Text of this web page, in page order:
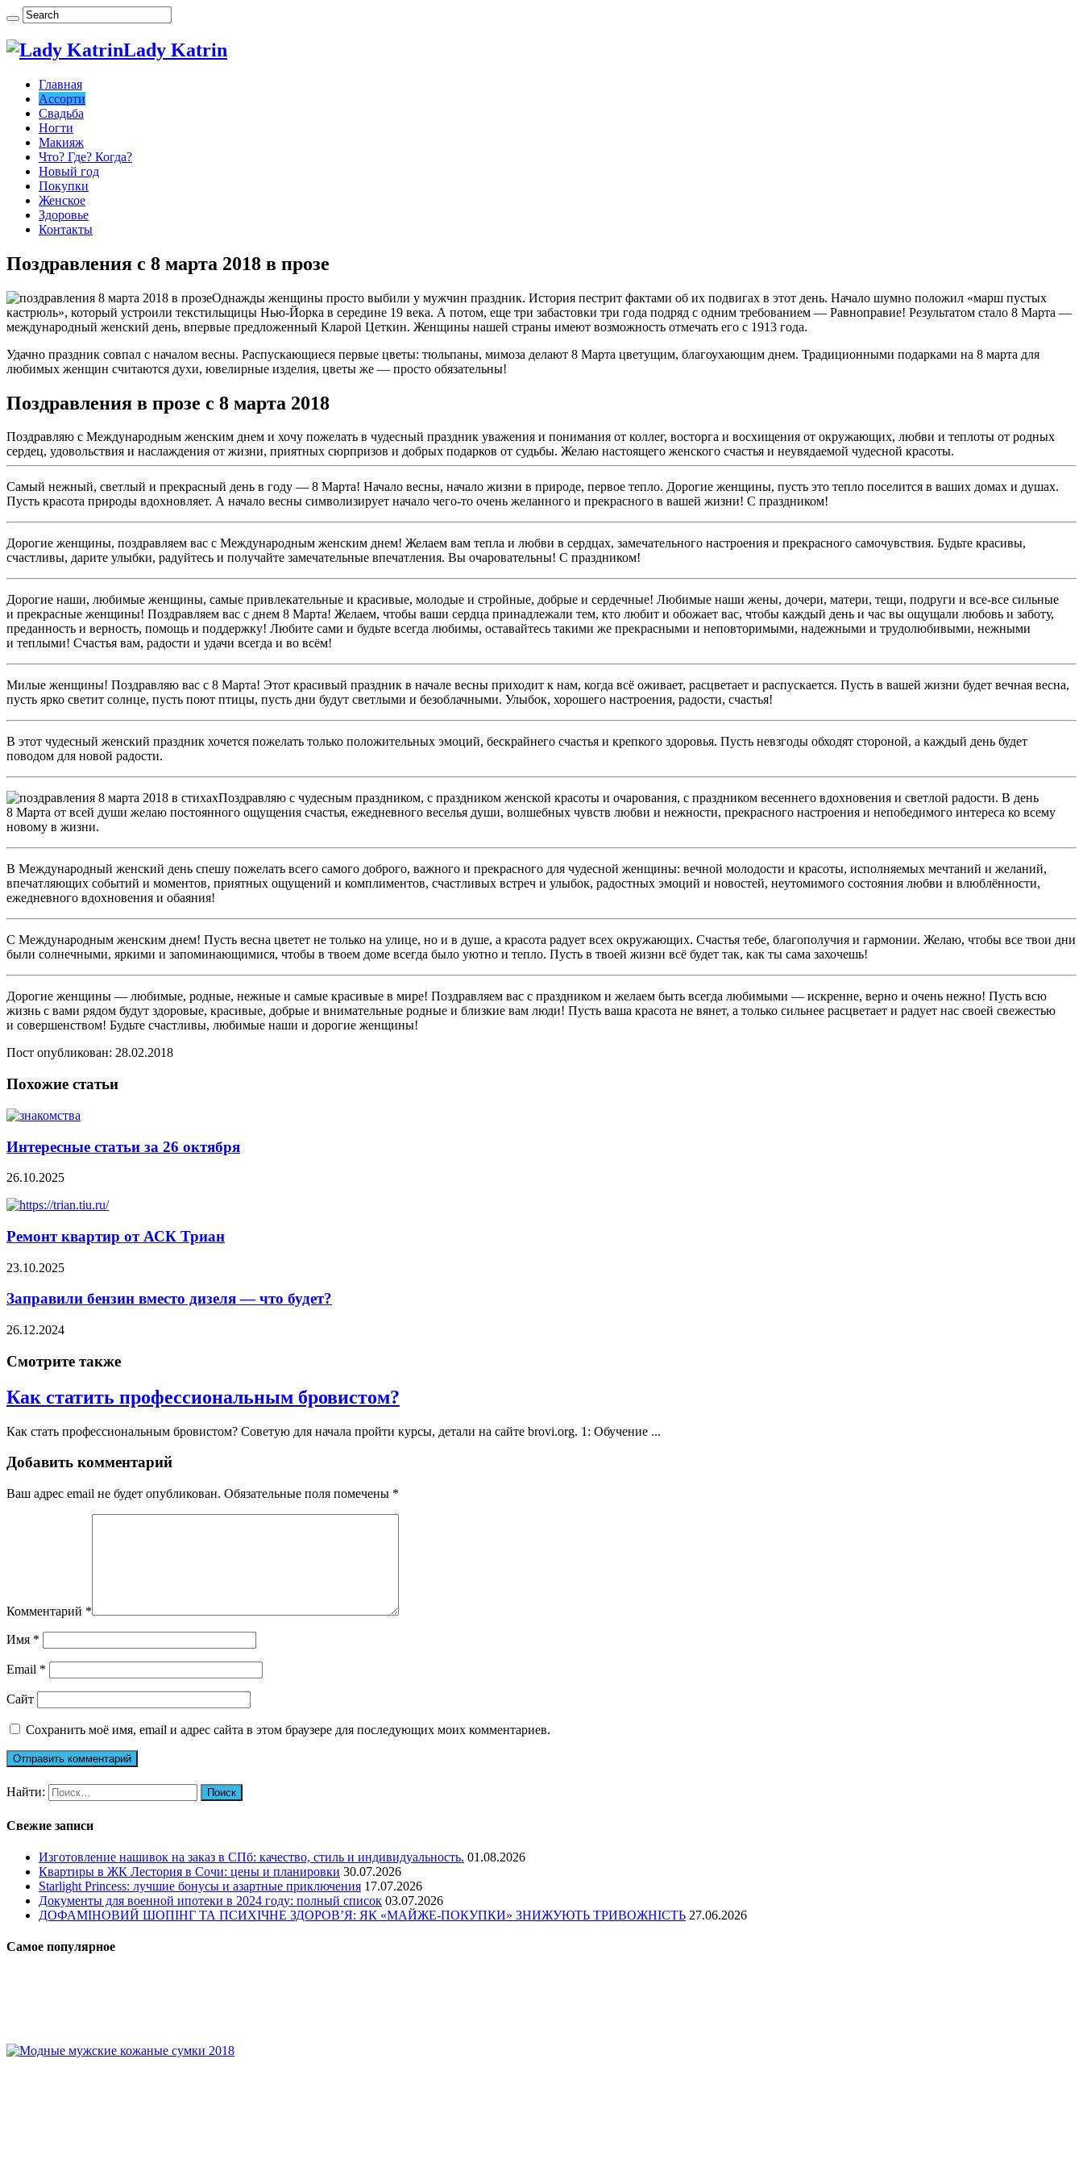
Lady Katrin
Главная
Ассорти
Свадьба
Ногти
Макияж
Что? Где? Когда?
Новый год
Покупки
Женское
Здоровье
Контакты
Поздравления с 8 марта 2018 в прозе
Однажды женщины просто выбили у мужчин праздник. История пестрит фактами об их подвигах в этот день. Начало шумно положил «марш пустых
кастрюль», который устроили текстильщицы Нью-Йорка в середине 19 века. А потом, еще три забастовки три года подряд с одним требованием — Равноправие! Результатом стало 8 Марта —
международный женский день, впервые предложенный Кларой Цеткин. Женщины нашей страны имеют возможность отмечать его с 1913 года.
Удачно праздник совпал с началом весны. Распускающиеся первые цветы: тюльпаны, мимоза делают 8 Марта цветущим, благоухающим днем. Традиционными подарками на 8 марта для
любимых женщин считаются духи, ювелирные изделия, цветы же — просто обязательны!
Поздравления в прозе с 8 марта 2018
Поздравляю с Международным женским днем и хочу пожелать в чудесный праздник уважения и понимания от коллег, восторга и восхищения от окружающих, любви и теплоты от родных
сердец, удовольствия и наслаждения от жизни, приятных сюрпризов и добрых подарков от судьбы. Желаю настоящего женского счастья и неувядаемой чудесной красоты.
Самый нежный, светлый и прекрасный день в году — 8 Марта! Начало весны, начало жизни в природе, первое тепло. Дорогие женщины, пусть это тепло поселится в ваших домах и душах.
Пусть красота природы вдохновляет. А начало весны символизирует начало чего-то очень желанного и прекрасного в вашей жизни! С праздником!
Дорогие женщины, поздравляем вас с Международным женским днем! Желаем вам тепла и любви в сердцах, замечательного настроения и прекрасного самочувствия. Будьте красивы,
счастливы, дарите улыбки, радуйтесь и получайте замечательные впечатления. Вы очаровательны! С праздником!
Дорогие наши, любимые женщины, самые привлекательные и красивые, молодые и стройные, добрые и сердечные! Любимые наши жены, дочери, матери, тещи, подруги и все-все сильные
и прекрасные женщины! Поздравляем вас с днем 8 Марта! Желаем, чтобы ваши сердца принадлежали тем, кто любит и обожает вас, чтобы каждый день и час вы ощущали любовь и заботу,
преданность и верность, помощь и поддержку! Любите сами и будьте всегда любимы, оставайтесь такими же прекрасными и неповторимыми, надежными и трудолюбивыми, нежными
и теплыми! Счастья вам, радости и удачи всегда и во всём!
Милые женщины! Поздравляю вас с 8 Марта! Этот красивый праздник в начале весны приходит к нам, когда всё оживает, расцветает и распускается. Пусть в вашей жизни будет вечная весна,
пусть ярко светит солнце, пусть поют птицы, пусть дни будут светлыми и безоблачными. Улыбок, хорошего настроения, радости, счастья!
В этот чудесный женский праздник хочется пожелать только положительных эмоций, бескрайнего счастья и крепкого здоровья. Пусть невзгоды обходят стороной, а каждый день будет
поводом для новой радости.
Поздравляю с чудесным праздником, с праздником женской красоты и очарования, с праздником весеннего вдохновения и светлой радости. В день
8 Марта от всей души желаю постоянного ощущения счастья, ежедневного веселья души, волшебных чувств любви и нежности, прекрасного настроения и непобедимого интереса ко всему
новому в жизни.
В Международный женский день спешу пожелать всего самого доброго, важного и прекрасного для чудесной женщины: вечной молодости и красоты, исполняемых мечтаний и желаний,
впечатляющих событий и моментов, приятных ощущений и комплиментов, счастливых встреч и улыбок, радостных эмоций и новостей, неутомимого состояния любви и влюблённости,
ежедневного вдохновения и обаяния!
С Международным женским днем! Пусть весна цветет не только на улице, но и в душе, а красота радует всех окружающих. Счастья тебе, благополучия и гармонии. Желаю, чтобы все твои дни
были солнечными, яркими и запоминающимися, чтобы в твоем доме всегда было уютно и тепло. Пусть в твоей жизни всё будет так, как ты сама захочешь!
Дорогие женщины — любимые, родные, нежные и самые красивые в мире! Поздравляем вас с праздником и желаем быть всегда любимыми — искренне, верно и очень нежно! Пусть всю
жизнь с вами рядом будут здоровые, красивые, добрые и внимательные родные и близкие вам люди! Пусть ваша красота не вянет, а только сильнее расцветает и радует нас своей свежестью
и совершенством! Будьте счастливы, любимые наши и дорогие женщины!
Пост опубликован: 28.02.2018
Похожие статьи
Интересные статьи за 26 октября
26.10.2025
Ремонт квартир от АСК Триан
23.10.2025
Заправили бензин вместо дизеля — что будет?
26.12.2024
Смотрите также
Как статить профессиональным бровистом?
Как стать профессиональным бровистом? Советую для начала пройти курсы, детали на сайте brovi.org. 1: Обучение ...
Добавить комментарий
Ваш адрес email не будет опубликован. Обязательные поля помечены *
Комментарий *
Имя *
Email *
Сайт
Сохранить моё имя, email и адрес сайта в этом браузере для последующих моих комментариев.
Найти:
Свежие записи
Изготовление нашивок на заказ в СПб: качество, стиль и индивидуальность. 01.08.2026
Квартиры в ЖК Лестория в Сочи: цены и планировки 30.07.2026
Starlight Princess: лучшие бонусы и азартные приключения 17.07.2026
Документы для военной ипотеки в 2024 году: полный список 03.07.2026
ДОФАМІНОВИЙ ШОПІНГ ТА ПСИХІЧНЕ ЗДОРОВ’Я: ЯК «МАЙЖЕ-ПОКУПКИ» ЗНИЖУЮТЬ ТРИВОЖНІСТЬ 27.06.2026
Самое популярное